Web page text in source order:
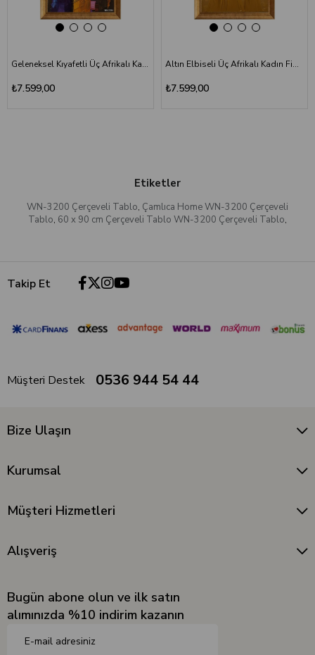
Geleneksel Kıyafetli Üç Afrikalı Kadın Figürlü Yağlı Boya Dokulu Tablo WN-3194
₺7.599,00
Altın Elbiseli Üç Afrikalı Kadın Figürlü Rölyef Etkili Tablo WN-3193
₺7.599,00
Etiketler
WN-3200 Çerçeveli Tablo, Çamlıca Home WN-3200 Çerçeveli
Tablo, 60 x 90 cm Çerçeveli Tablo WN-3200 Çerçeveli Tablo,
Takip Et
Müşteri Destek 0536 944 54 44
Bize Ulaşın
Kurumsal
Müşteri Hizmetleri
Alışveriş
Bugün abone olun ve ilk satın
alımınızda %10 indirim kazanın